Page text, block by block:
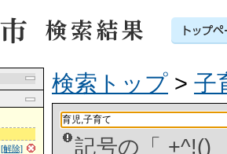
[解除]
検索トップ > 子
記号の「 +^!()